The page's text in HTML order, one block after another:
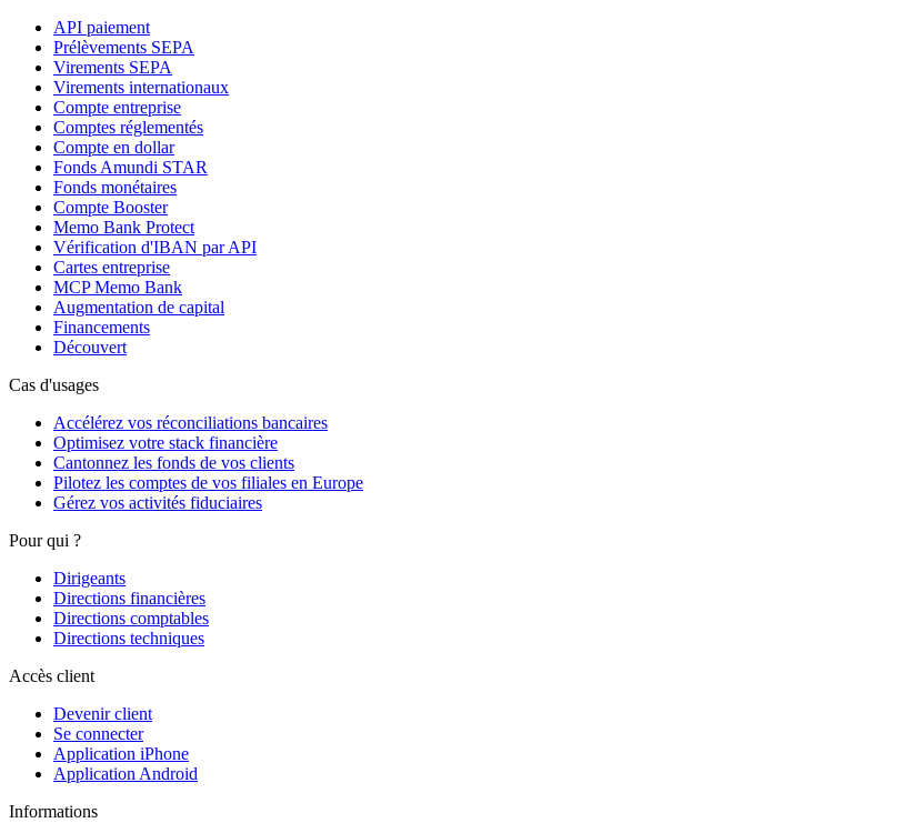
API paiement
Prélèvements SEPA
Virements SEPA
Virements internationaux
Compte entreprise
Comptes réglementés
Compte en dollar
Fonds Amundi STAR
Fonds monétaires
Compte Booster
Memo Bank Protect
Vérification d'IBAN par API
Cartes entreprise
MCP Memo Bank
Augmentation de capital
Financements
Découvert
Cas d'usages
Accélérez vos réconciliations bancaires
Optimisez votre stack financière
Cantonnez les fonds de vos clients
Pilotez les comptes de vos filiales en Europe
Gérez vos activités fiduciaires
Pour qui ?
Dirigeants
Directions financières
Directions comptables
Directions techniques
Accès client
Devenir client
Se connecter
Application iPhone
Application Android
Informations